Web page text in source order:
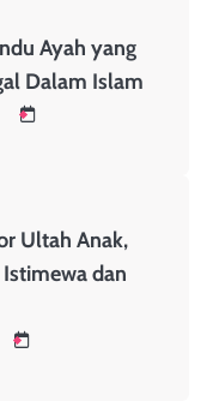
Ayah yang
Dalam Islam
Ultah Anak,
Istimewa dan